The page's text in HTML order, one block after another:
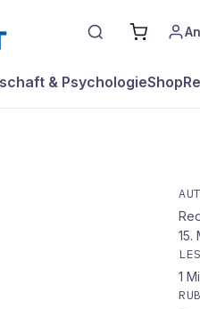
& PsychologieShop
15.
1